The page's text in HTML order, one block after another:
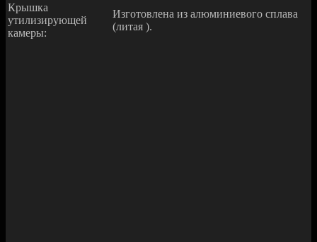
Крышка
утилизирующей
камеры:
Изготовлена из алюминиевого сплава
(литая ).